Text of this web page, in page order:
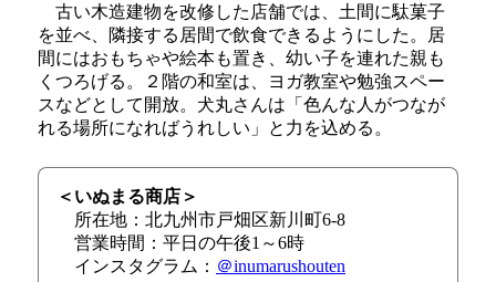
古い木造建物を改修した店舗では、土間に駄菓子
を並べ、隣接する居間で飲食できるようにした。居
間にはおもちゃや絵本も置き、幼い子を連れた親も
くつろげる。２階の和室は、ヨガ教室や勉強スペー
スなどとして開放。犬丸さんは「色んな人がつなが
れる場所になればうれしい」と力を込める。
＜いぬまる商店＞
所在地：北九州市戸畑区新川町6-8
営業時間：平日の午後1～6時
インスタグラム： ＠inumarushouten